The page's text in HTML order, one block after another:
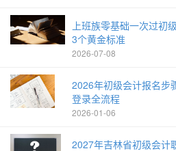
上班族零基础一次过初
3个黄金标准
2026-07-08
2026年初级会计报名步
登录全流程
2026-01-06
2027年吉林省初级会计